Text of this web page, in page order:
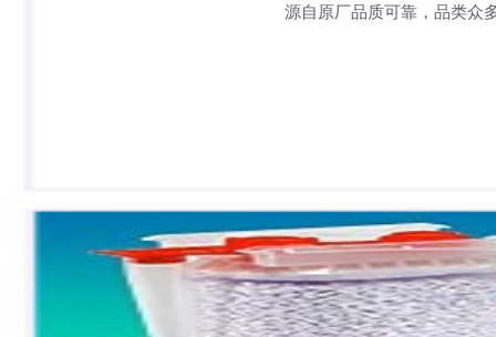
源自原厂品质可靠，品类众